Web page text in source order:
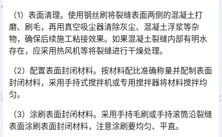
（1）表面清理。使用钢丝刷将裂缝表面两侧的混凝土打
磨、刷毛，再用真空吸尘器清除灰尘、混凝土浮浆等杂
物，确保后续施工粘接效果。如果混凝土裂缝内部有明水
存在，应采用热风机等将裂缝进行干燥处理。󠅅󠅃󠄵󠅂󠄪󠇖󠆨󠆨󠇕󠆞󠆒󠅬󠇘󠆭󠆘󠇙󠆝󠅵󠇗󠆭󠆁󠄐󠇗󠅹󠅸󠇖󠆍󠅳󠇖󠅹󠅰󠇖󠆌󠅹
（2）配置表面封闭材料。按材料配比准确称量并配制表面
封闭材料，采用手持式搅拌机或专用搅拌器将材料搅拌均
匀。
（3）涂刷表面封闭材料。采用手持毛刷或手持滚筒沿裂缝
表面涂刷表面封闭材料，注意涂刷要均匀、平直。